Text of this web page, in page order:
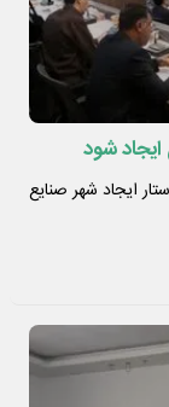
شود
ایجاد شهر صنایع